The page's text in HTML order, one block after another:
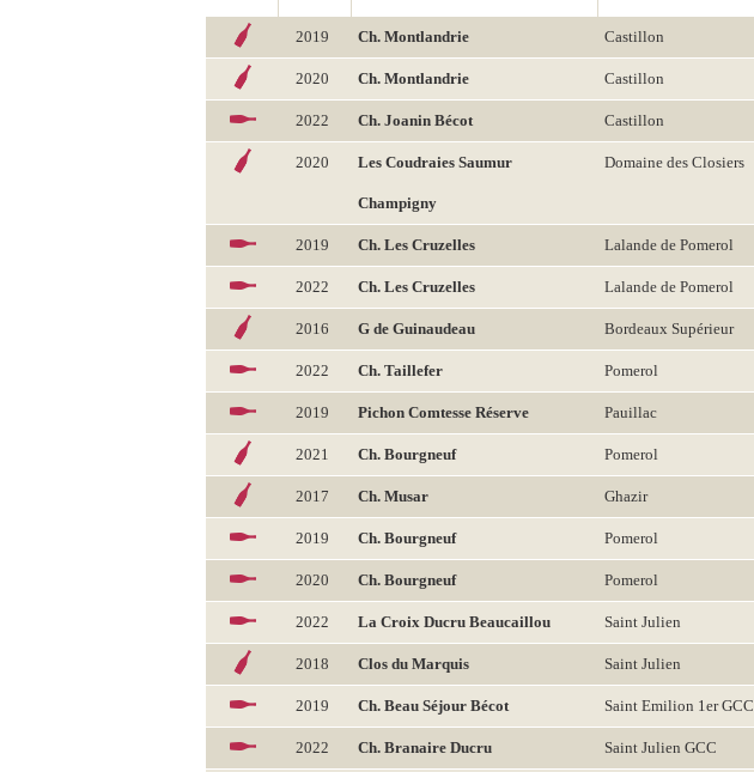
2019 Ch. Montlandrie Castillon
2020 Ch. Montlandrie Castillon
2022 Ch. Joanin Bécot Castillon
2020 Les Coudraies Saumur
Champigny
Domaine des Closiers
2019 Ch. Les Cruzelles Lalande de Pomerol
2022 Ch. Les Cruzelles Lalande de Pomerol
2016 G de Guinaudeau Bordeaux Supérieur
2022 Ch. Taillefer Pomerol
2019 Pichon Comtesse Réserve Pauillac
2021 Ch. Bourgneuf Pomerol
2017 Ch. Musar Ghazir
2019 Ch. Bourgneuf Pomerol
2020 Ch. Bourgneuf Pomerol
2022 La Croix Ducru Beaucaillou Saint Julien
2018 Clos du Marquis Saint Julien
2019 Ch. Beau Séjour Bécot Saint Emilion 1er GCC
2022 Ch. Branaire Ducru Saint Julien GCC